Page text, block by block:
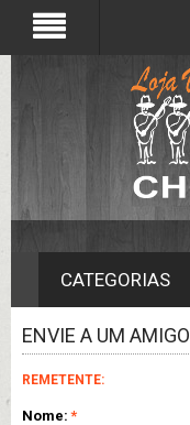
CATEGORIAS
ENVIE A UM AMIGO
REMETENTE:
*
Nome: